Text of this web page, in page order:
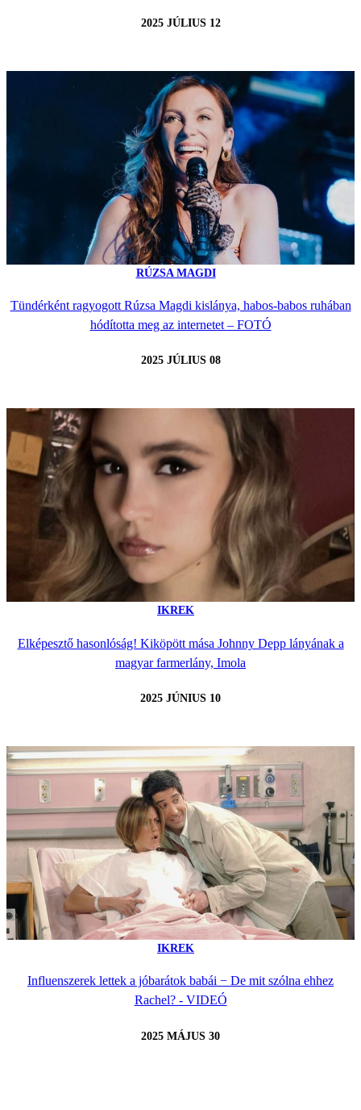
2025 JÚLIUS 12
RÚZSA MAGDI
Tündérként ragyogott Rúzsa Magdi kislánya, habos-babos ruhában
hódította meg az internetet – FOTÓ
2025 JÚLIUS 08
IKREK
Elképesztő hasonlóság! Kiköpött mása Johnny Depp lányának a
magyar farmerlány, Imola
2025 JÚNIUS 10
IKREK
Influenszerek lettek a jóbarátok babái − De mit szólna ehhez
Rachel? - VIDEÓ
2025 MÁJUS 30